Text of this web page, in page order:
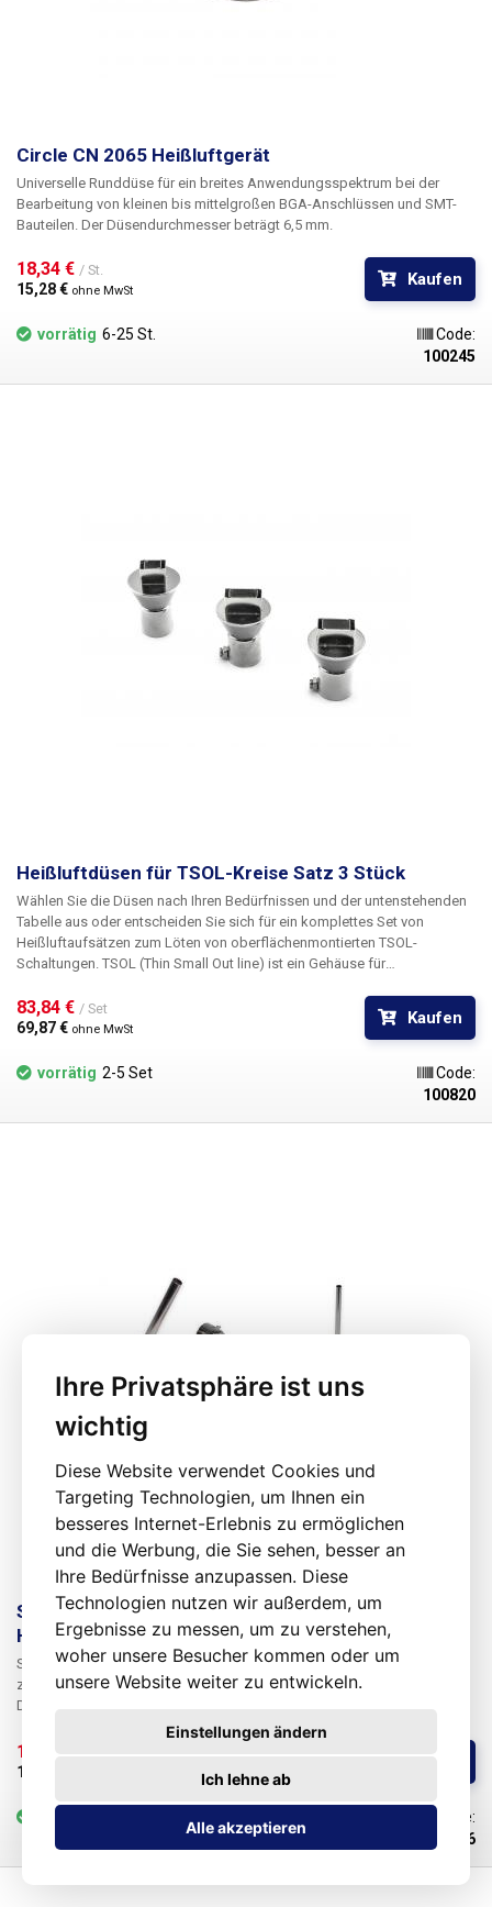
Ihre Privatsphäre ist uns
wichtig
Diese Website verwendet Cookies und
Targeting Technologien, um Ihnen ein
besseres Internet-Erlebnis zu ermöglichen
und die Werbung, die Sie sehen, besser an
Ihre Bedürfnisse anzupassen. Diese
Technologien nutzen wir außerdem, um
Ergebnisse zu messen, um zu verstehen,
woher unsere Besucher kommen oder um
unsere Website weiter zu entwickeln.
Alle akzeptieren
Ich lehne ab
Einstellungen ändern
Circle CN 2065 Heißluftgerät
Universelle Runddüse für ein breites Anwendungsspektrum bei der
Bearbeitung von kleinen bis mittelgroßen BGA-Anschlüssen und SMT-
Bauteilen. Der Düsendurchmesser beträgt 6,5 mm.
18,34 € / St.
15,28 € ohne MwSt
Kaufen
vorrätig 6-25 St.
Code:
100245
Heißluftdüsen für TSOL-Kreise Satz 3 Stück
Wählen Sie die Düsen nach Ihren Bedürfnissen und der untenstehenden
Tabelle aus oder entscheiden Sie sich für ein komplettes Set von
Heißluftaufsätzen zum Löten von oberflächenmontierten TSOL-
Schaltungen. TSOL (Thin Small Out line) ist ein Gehäuse für
kürzeren Seiten des Schaltkreises werden mit den Kontakten gebogen,
um mit der Leiterplatte zusammenzupassen.
83,84 € / Set
69,87 € ohne MwSt
Kaufen
vorrätig 2-5 Set
Code:
100820
Satz langer CN- und abgewinkelter CN-C-
Heißluftdüsen, 6-teilig
Satz von sechs verlängerten geraden und abgewinkelten Heißluftdüsen
zum Erwärmen von Teilen in schwer zugänglichen Bereichen. Jede der
Düsen kann separat bestellt werden. Düsennummern im Set: CN 7050,
7050C, 7080, 7080C, 80100, 80100C.
141,48 €
117,90 €
Code:
101436